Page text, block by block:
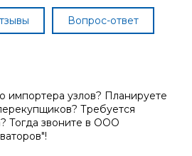
Вопрос-ответ
импортера узлов? Планируете
Требуется
Тогда звоните в ООО